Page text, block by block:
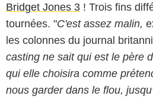
Bridget Jones 3 ! Trois fins
tournées. "C'est assez malin,
les colonnes du journal
casting ne sait qui est le père
qui elle choisira comme
nous garder dans le flou,